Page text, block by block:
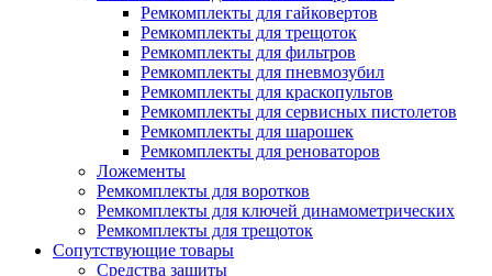
Ремкомплекты для гайковертов
Ремкомплекты для трещоток
Ремкомплекты для фильтров
Ремкомплекты для пневмозубил
Ремкомплекты для краскопультов
Ремкомплекты для сервисных пистолетов
Ремкомплекты для шарошек
Ремкомплекты для реноваторов
Ложементы
Ремкомплекты для воротков
Ремкомплекты для ключей динамометрических
Ремкомплекты для трещоток
Сопутствующие товары
Средства защиты